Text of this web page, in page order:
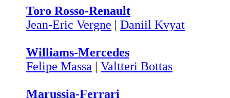
Toro Rosso-Renault
Jean-Eric Vergne | Daniil Kvyat
Williams-Mercedes
Felipe Massa | Valtteri Bottas
Marussia-Ferrari